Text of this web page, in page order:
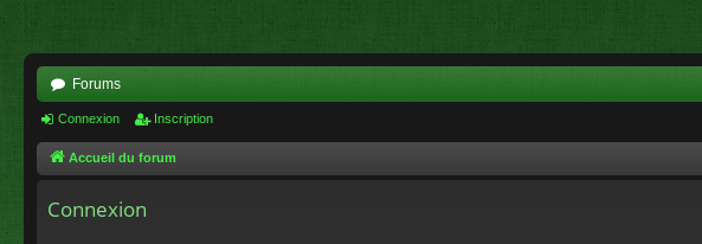
Forums
Connexion Inscription
Accueil du forum
Connexion